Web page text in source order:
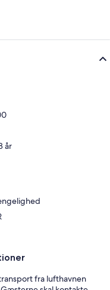
år
fra lufthavnen